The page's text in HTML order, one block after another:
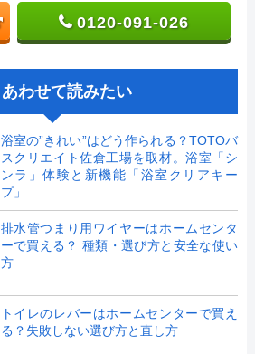
0120-091-026
あわせて読みたい
浴室の”きれい”はどう作られる？TOTOバ
スクリエイト佐倉工場を取材。浴室「シ
ンラ」体験と新機能「浴室クリアキー
プ」
排水管つまり用ワイヤーはホームセンタ
ーで買える？ 種類・選び方と安全な使い
方
トイレのレバーはホームセンターで買え
る？失敗しない選び方と直し方